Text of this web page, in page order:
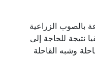
بالصوب الزراعية
نتيجة للحاجة إلى
وشبه القاحلة